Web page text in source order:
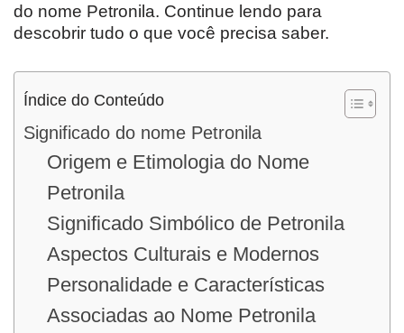
do nome Petronila. Continue lendo para
descobrir tudo o que você precisa saber.
Índice do Conteúdo
Significado do nome Petronila
Origem e Etimologia do Nome
Petronila
Significado Simbólico de Petronila
Aspectos Culturais e Modernos
Personalidade e Características
Associadas ao Nome Petronila